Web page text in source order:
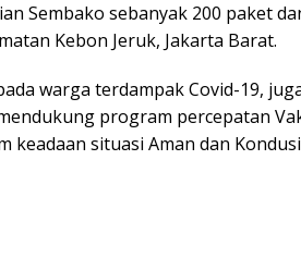
Sembako sebanyak 200 paket
Kebon Jeruk, Jakarta Barat.
warga terdampak Covid-19,
program percepatan
keadaan situasi Aman dan